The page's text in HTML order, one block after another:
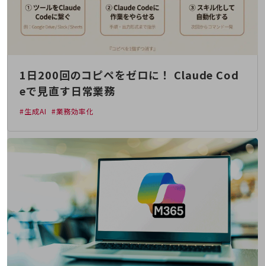
製造・建設業
法人向けスマホ・携帯に関する、
おすすめの機種、料金やサービスをご紹介
製品
ビジネス向けスマートフォン
タフネススマートフォン
データ通信製品
ドコモケータイ
5G対応ホームルーター
通信モジュール製品
1日200回のコピペをゼロに！ Claude Cod
eで見直す日常業務
#生成AI #業務効率化